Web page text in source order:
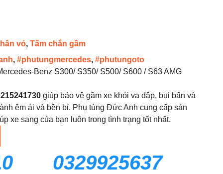
vỏ, Tấm chắn gầm
, #phutungmercedes, #phutungoto
Benz S300/ S350/ S500/ S600 / S63 AMG
giúp bảo vệ gầm xe khỏi va đập, bụi bẩn và
êm ái và bền bỉ. Phụ tùng Đức Anh cung cấp sản
xe sang của bạn luôn trong tình trạng tốt nhất.
0329925637